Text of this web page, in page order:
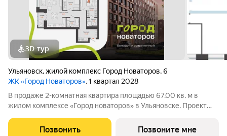
3D-тур
Ульяновск,жилой комплекс Город Новаторов,6
ЖК «Город Новаторов», 1 квартал 2028
В продаже 2-комнатная квартира площадью 67.00 кв. м в
жилом комплексе «Город новаторов» в Ульяновске. Проект
новаторов» - масштабный жилой проект площадью 67 Га,
Позвонить Позвоните мне